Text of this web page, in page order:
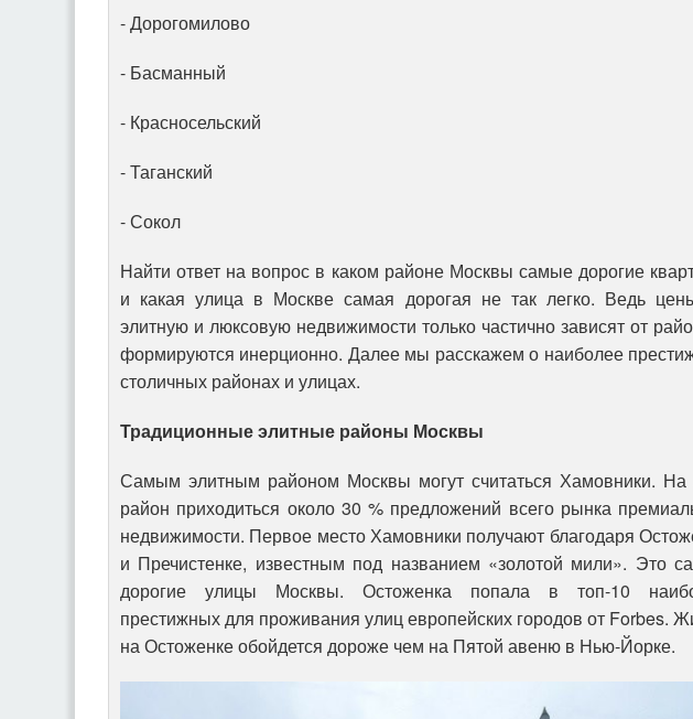
- Дорогомилово
- Басманный
- Красносельский
- Таганский
- Сокол
Найти ответ на вопрос в каком районе Москвы самые дорогие
и какая улица в Москве самая дорогая не так легко. Ведь
элитную и люксовую недвижимости только частично зависят от
формируются инерционно. Далее мы расскажем о наиболее
столичных районах и улицах.
Традиционные элитные районы Москвы
Самым элитным районом Москвы могут считаться Хамовники. На
район приходиться около 30 % предложений всего рынка
недвижимости. Первое место Хамовники получают благодаря
и Пречистенке, известным под названием «золотой мили». Это
дорогие улицы Москвы. Остоженка попала в топ-10
престижных для проживания улиц европейских городов от Forbes.
на Остоженке обойдется дороже чем на Пятой авеню в Нью-Йорке.